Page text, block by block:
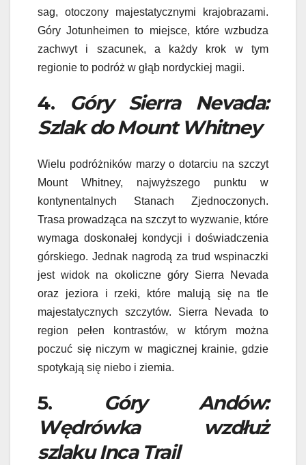
sag, otoczony majestatycznymi krajobrazami.
Góry Jotunheimen to miejsce, które wzbudza
zachwyt i szacunek, a każdy krok w tym
regionie to podróż w głąb nordyckiej magii.
4. Góry Sierra Nevada:
Szlak do Mount Whitney
Wielu podróżników marzy o dotarciu na szczyt
Mount Whitney, najwyższego punktu w
kontynentalnych Stanach Zjednoczonych.
Trasa prowadząca na szczyt to wyzwanie, które
wymaga doskonałej kondycji i doświadczenia
górskiego. Jednak nagrodą za trud wspinaczki
jest widok na okoliczne góry Sierra Nevada
oraz jeziora i rzeki, które malują się na tle
majestatycznych szczytów. Sierra Nevada to
region pełen kontrastów, w którym można
poczuć się niczym w magicznej krainie, gdzie
spotykają się niebo i ziemia.
5.
Góry Andów:
Wędrówka wzdłuż
szlaku Inca Trail